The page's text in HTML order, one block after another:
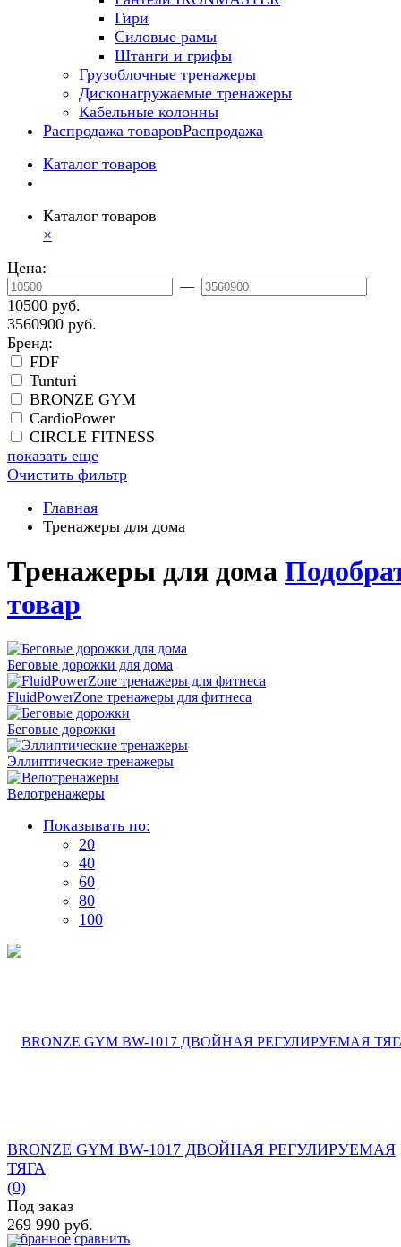
Гири
Силовые рамы
Штанги и грифы
Грузоблочные тренажеры
Дисконагружаемые тренажеры
Кабельные колонны
Распродажа товаровРаспродажа
Каталог товаров
Каталог товаров
×
Цена:
—
10500 руб.
3560900 руб.
Бренд:
FDF
Tunturi
BRONZE GYM
CardioPower
CIRCLE FITNESS
показать еще
Очистить фильтр
Главная
Тренажеры для дома
Тренажеры для дома
товар
Беговые дорожки для дома
FluidPowerZone тренажеры для фитнеса
Беговые дорожки
Эллиптические тренажеры
Велотренажеры
Показывать по:
20
40
60
80
100
избранное сравнить
BRONZE GYM BW-1017 ДВОЙНАЯ РЕГУЛИРУЕМАЯ
ТЯГА
(0)
Под заказ
269 990 руб.